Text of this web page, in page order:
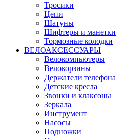
Тросики
Цепи
Шатуны
Шифтеры и манетки
Тормозные колодки
ВЕЛОАКСЕССУАРЫ
Велокомпьютеры
Велокорзины
Держатели телефона
Детские кресла
Звонки и клаксоны
Зеркала
Инструмент
Насосы
Подножки